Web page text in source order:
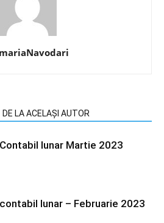
DE LA ACELAȘI AUTOR
lunar Martie 2023
lunar – Februarie 2023